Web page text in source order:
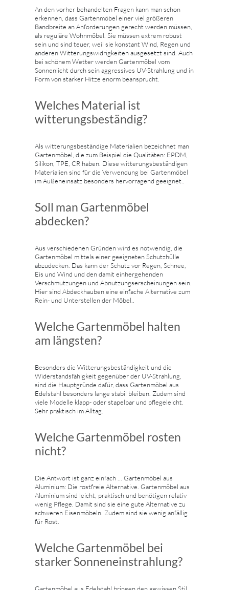
An den vorher behandelten Fragen kann man schon
erkennen, dass Gartenmöbel einer viel größeren
Bandbreite an Anforderungen gerecht werden müssen,
als reguläre Wohnmöbel. Sie müssen extrem robust
sein und sind teuer, weil sie konstant Wind, Regen und
anderen Witterungswidrigkeiten ausgesetzt sind. Auch
bei schönem Wetter werden Gartenmöbel vom
Sonnenlicht durch sein aggressives UV-Strahlung und in
Form von starker Hitze enorm beansprucht.
Welches Material ist
witterungsbeständig?
Als witterungsbeständige Materialien bezeichnet man
Gartenmöbel, die zum Beispiel die Qualitäten: EPDM,
Silikon, TPE, CR haben. Diese witterungsbeständigen
Materialien sind für die Verwendung bei Gartenmöbel
im Außeneinsatz besonders hervorragend geeignet..
Soll man Gartenmöbel
abdecken?
Aus verschiedenen Gründen wird es notwendig, die
Gartenmöbel mittels einer geeigneten Schutzhülle
abzudecken. Das kann der Schutz vor Regen, Schnee,
Eis und Wind und den damit einhergehenden
Verschmutzungen und Abnutzungserscheinungen sein.
Hier sind Abdeckhauben eine einfache Alternative zum
Rein- und Unterstellen der Möbel..
Welche Gartenmöbel halten
am längsten?
Besonders die Witterungsbeständigkeit und die
Widerstandsfähigkeit gegenüber der UV-Strahlung,
sind die Hauptgründe dafür, dass Gartenmöbel aus
Edelstahl besonders lange stabil bleiben. Zudem sind
viele Modelle klapp- oder stapelbar und pflegeleicht.
Sehr praktisch im Alltag.
Welche Gartenmöbel rosten
nicht?
Die Antwort ist ganz einfach ... Gartenmöbel aus
Aluminium: Die rostfreie Alternative. Gartenmöbel aus
Aluminium sind leicht, praktisch und benötigen relativ
wenig Pflege. Damit sind sie eine gute Alternative zu
schweren Eisenmöbeln. Zudem sind sie wenig anfällig
für Rost.
Welche Gartenmöbel bei
starker Sonneneinstrahlung?
Gartenmöbel aus Edelstahl bringen den gewissen Stil